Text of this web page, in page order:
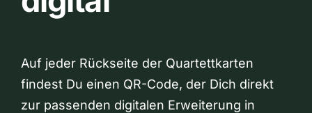
Auf jeder Rückseite der Quartettkarten
findest Du einen QR-Code, der Dich direkt
zur passenden digitalen Erweiterung in